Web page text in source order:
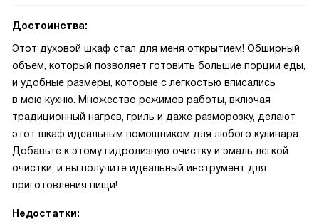
Достоинства:
Этот духовой шкаф стал для меня открытием! Обширный
объем, который позволяет готовить большие порции еды,
и удобные размеры, которые с легкостью вписались
в мою кухню. Множество режимов работы, включая
традиционный нагрев, гриль и даже разморозку, делают
этот шкаф идеальным помощником для любого кулинара.
Добавьте к этому гидролизную очистку и эмаль легкой
очистки, и вы получите идеальный инструмент для
приготовления пищи!
Недостатки: